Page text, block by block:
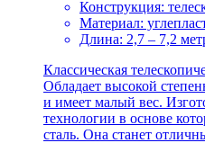
Конструкция:
Материал:
Длина: 2,7 – 7,2
Классическая
Обладает высокой
и имеет малый вес.
технологии в основе
сталь. Она станет